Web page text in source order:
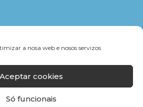
a nosa web e nosos servizos
Aceptar cookies
Só funcionais